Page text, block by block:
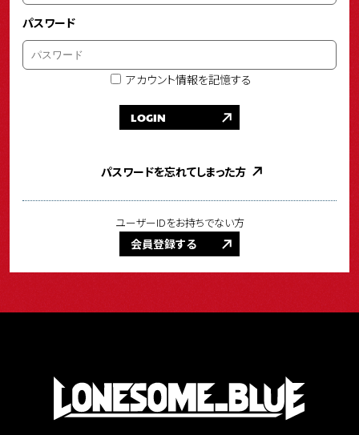
パスワード
アカウント情報を記憶する
LOGIN
パスワードを忘れてしまった方
ユーザーIDをお持ちでない方
会員登録する